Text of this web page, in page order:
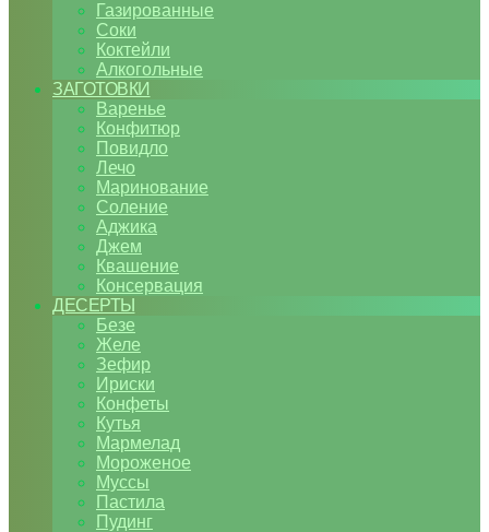
Газированные
Соки
Коктейли
Алкогольные
ЗАГОТОВКИ
Варенье
Конфитюр
Повидло
Лечо
Маринование
Соление
Аджика
Джем
Квашение
Консервация
ДЕСЕРТЫ
Безе
Желе
Зефир
Ириски
Конфеты
Кутья
Мармелад
Мороженое
Муссы
Пастила
Пудинг